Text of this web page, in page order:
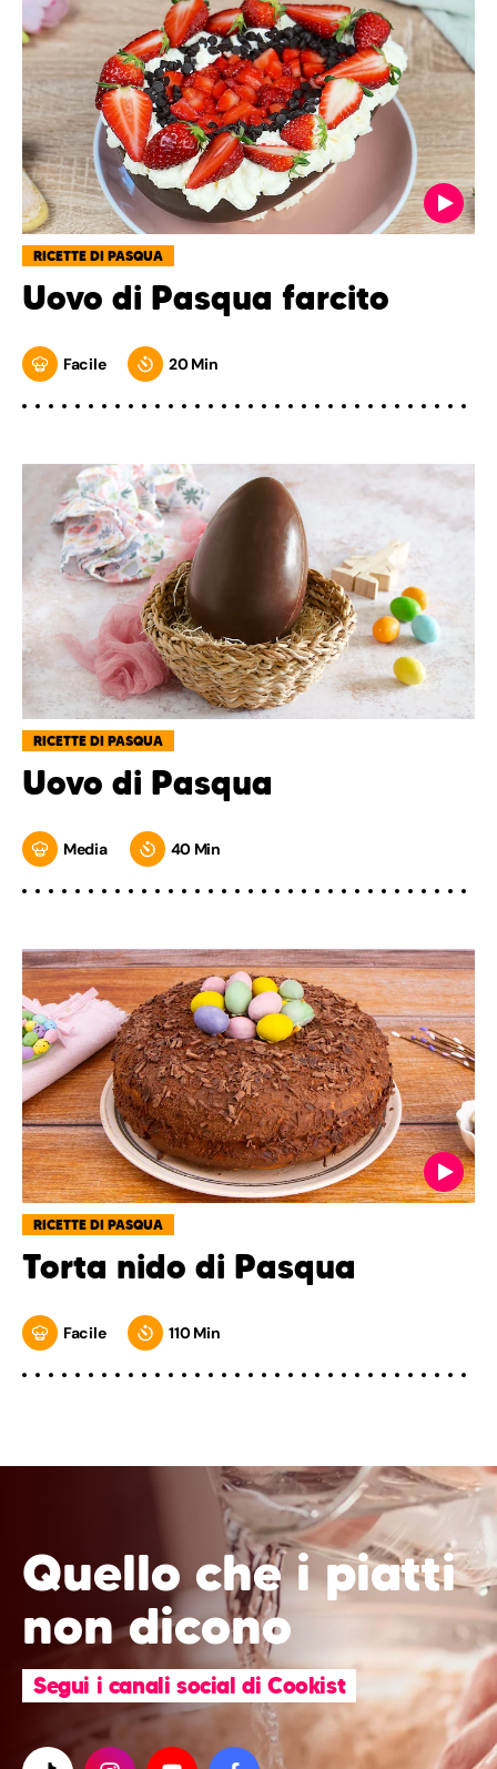
RICETTE DI PASQUA
Uovo di Pasqua farcito
Facile 20 Min
RICETTE DI PASQUA
Uovo di Pasqua
Media 40 Min
RICETTE DI PASQUA
Torta nido di Pasqua
Facile 110 Min
Quello che i piatti
non dicono
Segui i canali social di Cookist